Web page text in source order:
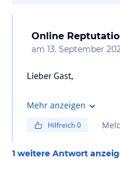
Online
am 13. September
Lieber Gast,
Bitte beachten Sie,
Mehr anzeigen
Hilfreich0
1 weitere Antwort